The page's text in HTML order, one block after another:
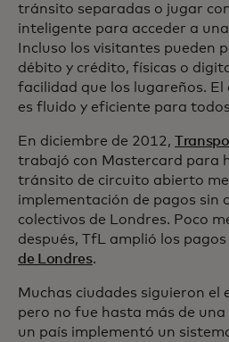
tránsito separadas o jugar
inteligente para acceder a
Incluso los visitantes pueden
débito y crédito, físicas o
facilidad que los lugareños.
es fluido y eficiente para
En diciembre de 2012,
trabajó con Mastercard para
tránsito de circuito abierto
implementación de pagos sin
colectivos de Londres. Poco
después, TfL amplió los
de Londres.
Muchas ciudades siguieron el
pero no fue hasta más de una
un país implementó un